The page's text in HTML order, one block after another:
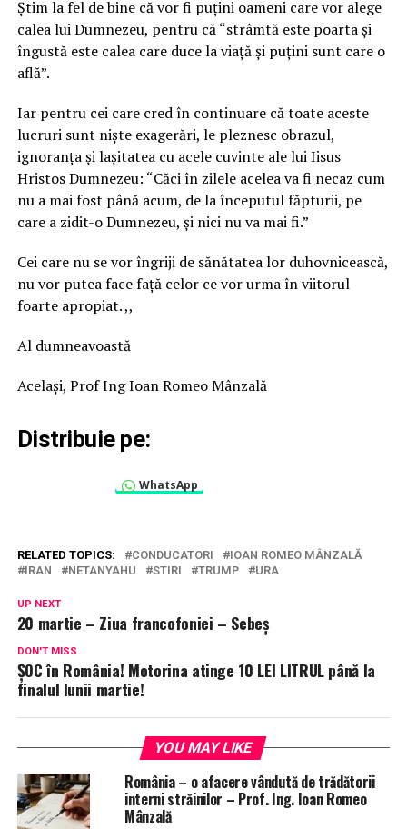
Știm la fel de bine că vor fi puțini oameni care vor alege
calea lui Dumnezeu, pentru că “strâmtă este poarta şi
îngustă este calea care duce la viaţă şi puţini sunt care o
află”.
Iar pentru cei care cred în continuare că toate aceste
lucruri sunt niște exagerări, le pleznesc obrazul,
ignoranța și lașitatea cu acele cuvinte ale lui Iisus
Hristos Dumnezeu: “Căci în zilele acelea va fi necaz cum
nu a mai fost până acum, de la începutul făpturii, pe
care a zidit-o Dumnezeu, şi nici nu va mai fi.”
Cei care nu se vor îngriji de sănătatea lor duhovnicească,
nu vor putea face față celor ce vor urma în viitorul
foarte apropiat. ,,
Al dumneavoastă
Același, Prof Ing Ioan Romeo Mânzală
Distribuie pe:
WhatsApp
RELATED TOPICS: CONDUCATORI
IOAN ROMEO MÂNZALĂ
IRAN
NETANYAHU STIRI TRUMP URA
UP NEXT
20 martie – Ziua francofoniei – Sebeș
DON'T MISS
ȘOC în România! Motorina atinge 10 LEI LITRUL până la
finalul lunii martie!
YOU MAY LIKE
România – o afacere vândută de trădătorii
interni străinilor – Prof. Ing. Ioan Romeo
Mânzală